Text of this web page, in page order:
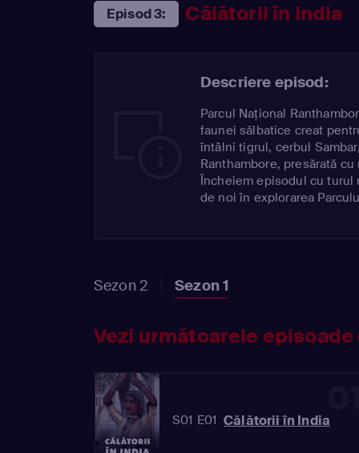
Episod 3: Călătorii în India
Descriere episod:
Parcul Naţional
faunei sălbatice creat
întâlni tigrul, cerbul
Ranthambore, presărată
Încheiem episodul cu turul
de noi în explorarea
Sezon 2 Sezon 1
Vezi următoarele episoade
S01 E01 Călătorii în India